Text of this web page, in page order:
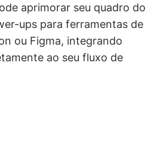
aprimorar seu quadro do
ups para ferramentas de
ou Figma, integrando
ao seu fluxo de